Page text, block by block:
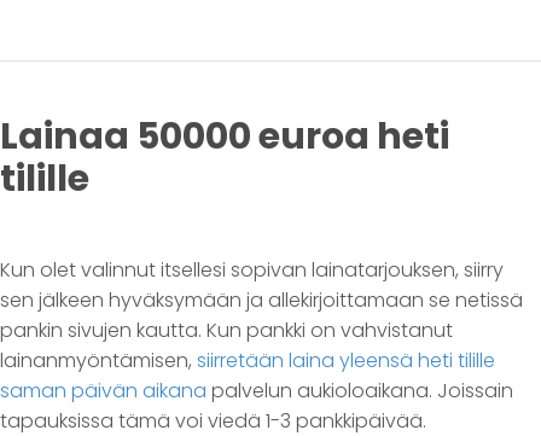
Lainaa 50000 euroa heti
tilille
Kun olet valinnut itsellesi sopivan lainatarjouksen, siirry
sen jälkeen hyväksymään ja allekirjoittamaan se netissä
pankin sivujen kautta. Kun pankki on vahvistanut
lainanmyöntämisen, siirretään laina yleensä heti tilille
saman päivän aikana palvelun aukioloaikana. Joissain
tapauksissa tämä voi viedä 1-3 pankkipäivää.